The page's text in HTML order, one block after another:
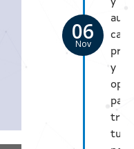
06
Nov
y
para
tu